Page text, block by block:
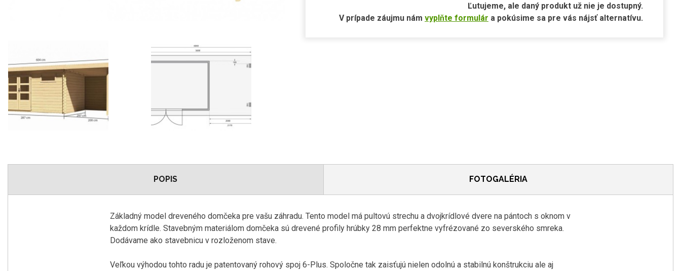
Ľutujeme, ale daný produkt už nie je dostupný.
V prípade záujmu nám vyplňte formulár a pokúsime sa pre vás nájsť alternatívu.
POPIS FOTOGALÉRIA
Základný model dreveného domčeka pre vašu záhradu. Tento model má pultovú strechu a dvojkrídlové dvere na pántoch s oknom v
každom krídle. Stavebným materiálom domčeka sú drevené profily hrúbky 28 mm perfektne vyfrézované zo severského smreka.
Dodávame ako stavebnicu v rozloženom stave.
Veľkou výhodou tohto radu je patentovaný rohový spoj 6-Plus. Spoločne tak zaisťujú nielen odolnú a stabilnú konštrukciu ale aj